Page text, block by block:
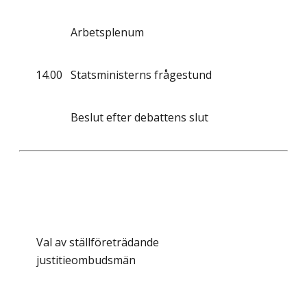
Arbetsplenum
14.00 Statsministerns frågestund
Beslut efter debattens slut
Val av ställföreträdande
justitieombudsmän